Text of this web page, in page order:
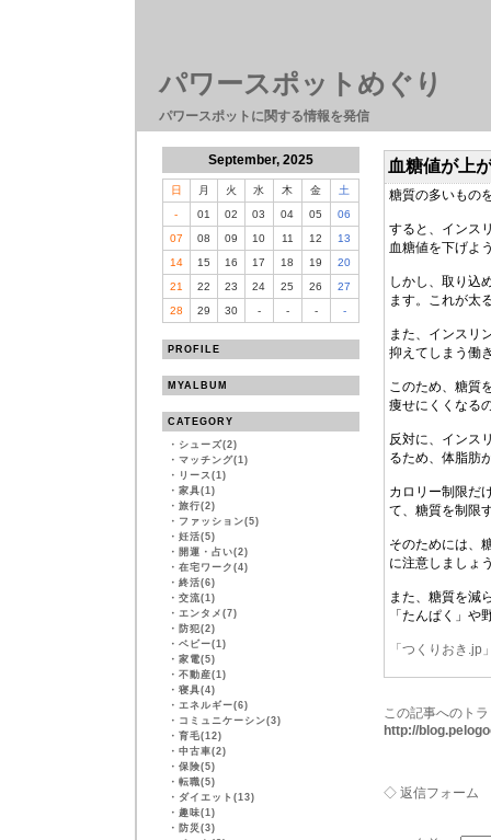
パワースポットめぐり
パワースポットに関する情報を発信
September, 2025
日 月 火 水 木 金
土
-
01 02 03 04 05
06
07
08 09 10 11 12
13
14
15 16 17 18 19
20
21
22 23 24 25 26
27
28
29 30 - - - -
PROFILE
MYALBUM
CATEGORY
・ シューズ(2)
・ マッチング(1)
・ リース(1)
・ 家具(1)
・ 旅行(2)
・ ファッション(5)
・ 妊活(5)
・ 開運・占い(2)
・ 在宅ワーク(4)
・ 終活(6)
・ 交流(1)
・ エンタメ(7)
・ 防犯(2)
・ ベビー(1)
・ 家電(5)
・ 不動産(1)
・ 寝具(4)
・ エネルギー(6)
・ コミュニケーシン(3)
・ 育毛(12)
・ 中古車(2)
・ 保険(5)
・ 転職(5)
・ ダイエット(13)
・ 趣味(1)
・ 防災(3)
血糖値が上
糖質の多いもの
すると、インス
血糖値を下げよ
しかし、取り込
ます。これが太
また、インスリ
抑えてしまう働
このため、糖質
痩せにくくなる
反対に、インス
るため、体脂肪
カロリー制限だ
て、糖質を制限
そのためには、
に注意しましょ
また、糖質を減
「たんぱく」
「つくりおき
この記事へのト
http://
◇ 返信フォーム